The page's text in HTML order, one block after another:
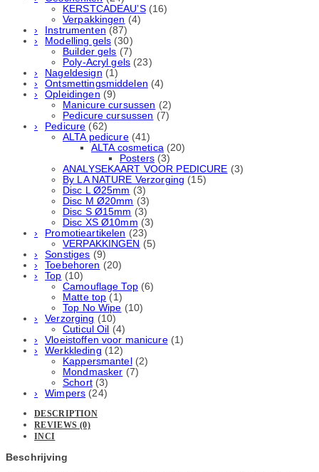
KERSTCADEAU’S (16)
Verpakkingen (4)
Instrumenten (87)
Modelling gels (30)
Builder gels (7)
Poly-Acryl gels (23)
Nageldesign (1)
Ontsmettingsmiddelen (4)
Opleidingen (9)
Manicure cursussen (2)
Pedicure cursussen (7)
Pedicure (62)
ALTA pedicure (41)
ALTA cosmetica (20)
Posters (3)
ANALYSEKAART VOOR PEDICURE (3)
By LA NATURE Verzorging (15)
Disc L Ø25mm (3)
Disc M Ø20mm (3)
Disc S Ø15mm (3)
Disc XS Ø10mm (3)
Promotieartikelen (23)
VERPAKKINGEN (5)
Sonstiges (9)
Toebehoren (20)
Top (10)
Camouflage Top (6)
Matte top (1)
Top No Wipe (10)
Verzorging (10)
Cuticul Oil (4)
Vloeistoffen voor manicure (1)
Werkkleding (12)
Kappersmantel (2)
Mondmasker (7)
Schort (3)
Wimpers (24)
DESCRIPTION
REVIEWS (0)
INCI
Beschrijving